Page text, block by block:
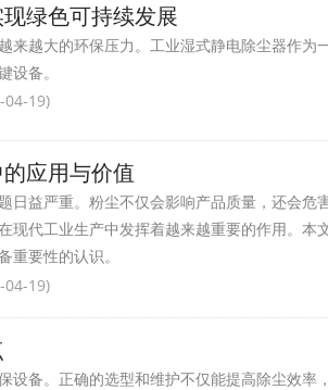
绿色可持续发展
来越大的环保压力。工业湿式静电除尘器作为
设备。
04-19)
应用与价值
日益严重。粉尘不仅会影响产品质量，还会危
现代工业生产中发挥着越来越重要的作用。本
要性的认识。
04-19)
备。正确的选型和维护不仅能提高除尘效率